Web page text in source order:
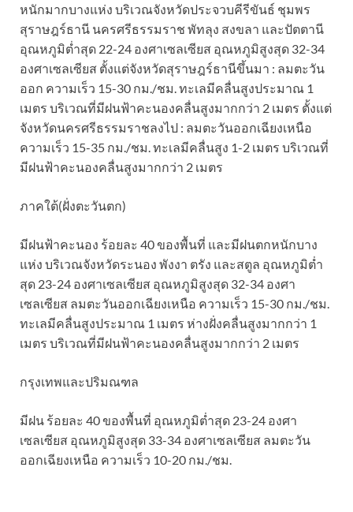
หนักมากบางแห่ง บริเวณจังหวัดประจวบคีรีขันธ์ ชุมพร
สุราษฎร์ธานี นครศรีธรรมราช พัทลุง สงขลา และปัตตานี
อุณหภูมิต่ำสุด 22-24 องศาเซลเซียส อุณหภูมิสูงสุด 32-34
องศาเซลเซียส ตั้งแต่จังหวัดสุราษฎร์ธานีขึ้นมา : ลมตะวัน
ออก ความเร็ว 15-30 กม./ชม. ทะเลมีคลื่นสูงประมาณ 1
เมตร บริเวณที่มีฝนฟ้าคะนองคลื่นสูงมากกว่า 2 เมตร ตั้งแต่
จังหวัดนครศรีธรรมราชลงไป : ลมตะวันออกเฉียงเหนือ
ความเร็ว 15-35 กม./ชม. ทะเลมีคลื่นสูง 1-2 เมตร บริเวณที่
มีฝนฟ้าคะนองคลื่นสูงมากกว่า 2 เมตร
ภาคใต้(ฝั่งตะวันตก)
มีฝนฟ้าคะนอง ร้อยละ 40 ของพื้นที่ และมีฝนตกหนักบาง
แห่ง บริเวณจังหวัดระนอง พังงา ตรัง และสตูล อุณหภูมิต่ำ
สุด 23-24 องศาเซลเซียส อุณหภูมิสูงสุด 32-34 องศา
เซลเซียส ลมตะวันออกเฉียงเหนือ ความเร็ว 15-30 กม./ชม.
ทะเลมีคลื่นสูงประมาณ 1 เมตร ห่างฝั่งคลื่นสูงมากกว่า 1
เมตร บริเวณที่มีฝนฟ้าคะนองคลื่นสูงมากกว่า 2 เมตร
กรุงเทพและปริมณฑล
มีฝน ร้อยละ 40 ของพื้นที่ อุณหภูมิต่ำสุด 23-24 องศา
เซลเซียส อุณหภูมิสูงสุด 33-34 องศาเซลเซียส ลมตะวัน
ออกเฉียงเหนือ ความเร็ว 10-20 กม./ชม.